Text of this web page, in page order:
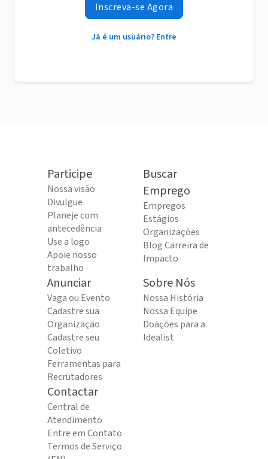
Inscreva-se Agora
Já é um usuário? Entre
Participe
Nossa visão
Divulgue
Planeje com
antecedência
Use a logo
Apoie nosso
trabalho
Buscar
Emprego
Empregos
Estágios
Organizações
Blog Carreira de
Impacto
Anunciar
Vaga ou Evento
Cadastre sua
Organização
Cadastre seu
Coletivo
Ferramentas para
Recrutadores
Sobre Nós
Nossa História
Nossa Equipe
Doações para a
Idealist
Contactar
Central de
Atendimento
Entre em Contato
Termos de Serviço